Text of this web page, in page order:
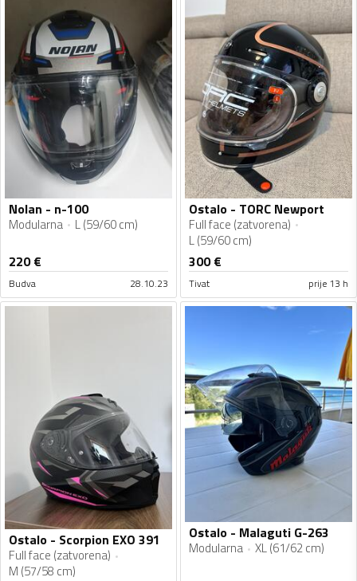
Nolan - n-100
Modularna L (59/60 cm)
220€
Budva 28.10.23
Ostalo - TORC Newport
Full face (zatvorena)
L (59/60 cm)
300€
Tivat prije 13 h
Ostalo - Scorpion EXO 391
Full face (zatvorena)
M (57/58 cm)
Ostalo - Malaguti G-263
Modularna XL (61/62 cm)